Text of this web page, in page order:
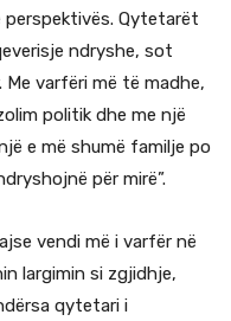
Qytetarët
ndryshe, sot
varfëri më të madhe,
politik dhe me një
e më shumë familje po
për mirë”.
vendi më i varfër në
largimin si zgjidhje,
qytetari i